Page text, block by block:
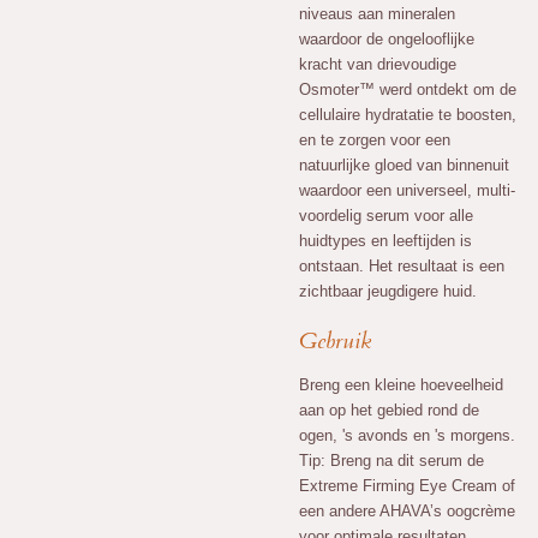
niveaus aan mineralen
waardoor de ongelooflijke
kracht van drievoudige
Osmoter™ werd ontdekt om de
cellulaire hydratatie te boosten,
en te zorgen voor een
natuurlijke gloed van binnenuit
waardoor een universeel, multi-
voordelig serum voor alle
huidtypes en leeftijden is
ontstaan. Het resultaat is een
zichtbaar jeugdigere huid.
Gebruik
Breng een kleine hoeveelheid
aan op het gebied rond de
ogen, 's avonds en 's morgens.
Tip: Breng na dit serum de
Extreme Firming Eye Cream of
een andere AHAVA’s oogcrème